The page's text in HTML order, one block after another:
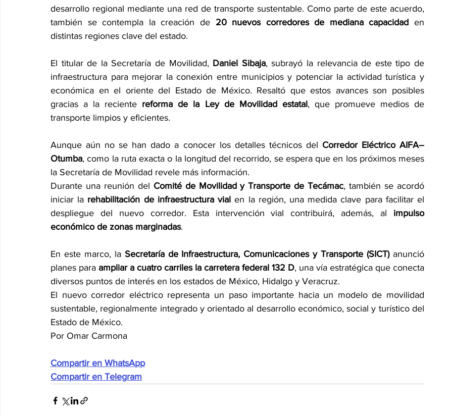
desarrollo regional mediante una red de transporte sustentable. Como parte de este acuerdo,
también se contempla la creación de 20 nuevos corredores de mediana capacidad en
distintas regiones clave del estado.
El titular de la Secretaría de Movilidad, Daniel Sibaja, subrayó la relevancia de este tipo de
infraestructura para mejorar la conexión entre municipios y potenciar la actividad turística y
económica en el oriente del Estado de México. Resaltó que estos avances son posibles
gracias a la reciente reforma de la Ley de Movilidad estatal, que promueve medios de
transporte limpios y eficientes.
Aunque aún no se han dado a conocer los detalles técnicos del Corredor Eléctrico AIFA–
Otumba, como la ruta exacta o la longitud del recorrido, se espera que en los próximos meses
la Secretaría de Movilidad revele más información.
Durante una reunión del Comité de Movilidad y Transporte de Tecámac, también se acordó
iniciar la rehabilitación de infraestructura vial en la región, una medida clave para facilitar el
despliegue del nuevo corredor. Esta intervención vial contribuirá, además, al impulso
económico de zonas marginadas.
En este marco, la Secretaría de Infraestructura, Comunicaciones y Transporte (SICT) anunció
planes para ampliar a cuatro carriles la carretera federal 132 D, una vía estratégica que conecta
diversos puntos de interés en los estados de México, Hidalgo y Veracruz.
El nuevo corredor eléctrico representa un paso importante hacia un modelo de movilidad
sustentable, regionalmente integrado y orientado al desarrollo económico, social y turístico del
Estado de México.
Por Omar Carmona
Compartir en WhatsApp
Compartir en Telegram